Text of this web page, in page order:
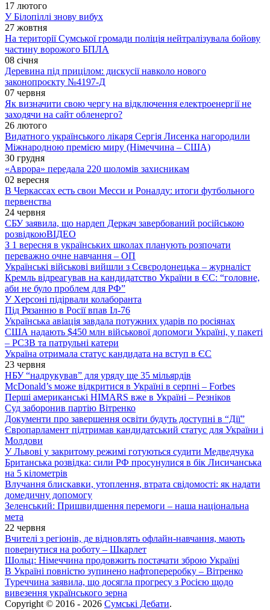
17 лютого
У Білопіллі знову вибух
27 жовтня
На території Сумської громади поліція нейтралізувала бойову
частину ворожого БПЛА
08 січня
Деревина під прицілом: дискусії навколо нового
законопроєкту №4197-Д
07 червня
Як визначити свою чергу на відключення електроенергії не
заходячи на сайт обленерго?
26 лютого
Видатного українського лікаря Сергія Лисенка нагородили
Міжнародною премією миру (Німеччина – США)
30 грудня
«Аврора» передала 220 шоломів захисникам
02 вересня
В Черкассах есть свои Месси и Роналду: итоги футбольного
первенства
24 червня
СБУ заявила, що нардеп Деркач завербований російською
розвідкоюВІДЕО
З 1 вересня в українських школах планують розпочати
переважно очне навчання – ОП
Українські військові вийшли з Сєвєродонецька – журналіст
Кремль відреагував на кандидатство України в ЄС: “головне,
аби не було проблем для РФ”
У Херсоні підірвали колаборанта
Під Рязанню в Росії впав Іл-76
Українська авіація завдала потужних ударів по росіянах
США надають $450 млн військової допомоги Україні, у пакеті
– РСЗВ та патрульні катери
Україна отримала статус кандидата на вступ в ЄС
23 червня
НБУ “надрукував” для уряду ще 35 мільярдів
McDonald’s може відкритися в Україні в серпні – Forbes
Перші американські HIMARS вже в Україні – Резніков
Суд заборонив партію Вітренко
Документи про завершення освіти будуть доступні в “Дії”
Європарламент підтримав кандидатський статус для України і
Молдови
У Львові у закритому режимі готуються судити Медведчука
Британська розвідка: сили РФ просунулися в бік Лисичанська
на 5 кілометрів
Влучання блискавки, утоплення, втрата свідомості: як надати
домедичну допомогу
Зеленський: Пришвидшення перемоги – наша національна
мета
22 червня
Вчителі з регіонів, де відновлять офлайн-навчання, мають
повернутися на роботу – Шкарлет
Шольц: Німеччина продовжить постачати зброю Україні
В Україні повністю зупинено нафтопереробку – Вітренко
Туреччина заявила, що досягла прогресу з Росією щодо
вивезення українського зерна
Copyright © 2016 - 2026 Сумські Дебати.